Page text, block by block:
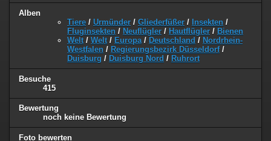
Alben
Tiere / Urmünder / Gliederfüßer / Insekten /
Fluginsekten / Neuflügler / Hautflügler / Bienen
Welt / Welt / Europa / Deutschland / Nordrhein-
Westfalen / Regierungsbezirk Düsseldorf/
Duisburg / Duisburg Nord / Ruhrort
Besuche
415
Bewertung
noch keine Bewertung
Foto bewerten